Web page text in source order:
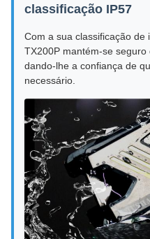
classificação IP57
Com a sua classificação de
TX200P mantém-se seguro
dando-lhe a confiança de
necessário.